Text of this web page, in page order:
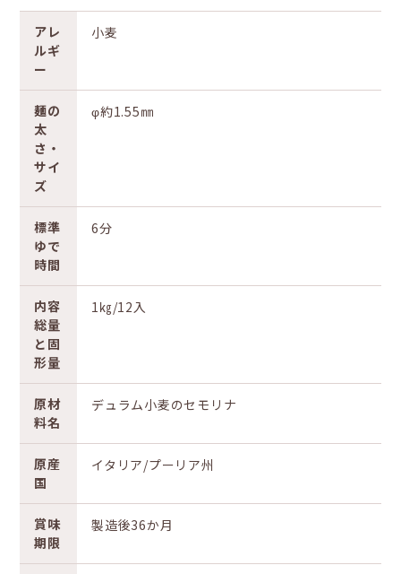
アレ
ルギ
ー
小麦
麺の
太
さ・
サイ
ズ
φ約1.55㎜
標準
ゆで
時間
6分
内容
総量
と固
形量
1㎏/12入
原材
料名
デュラム小麦のセモリナ
原産
国
イタリア/プーリア州
賞味
期限
製造後36か月